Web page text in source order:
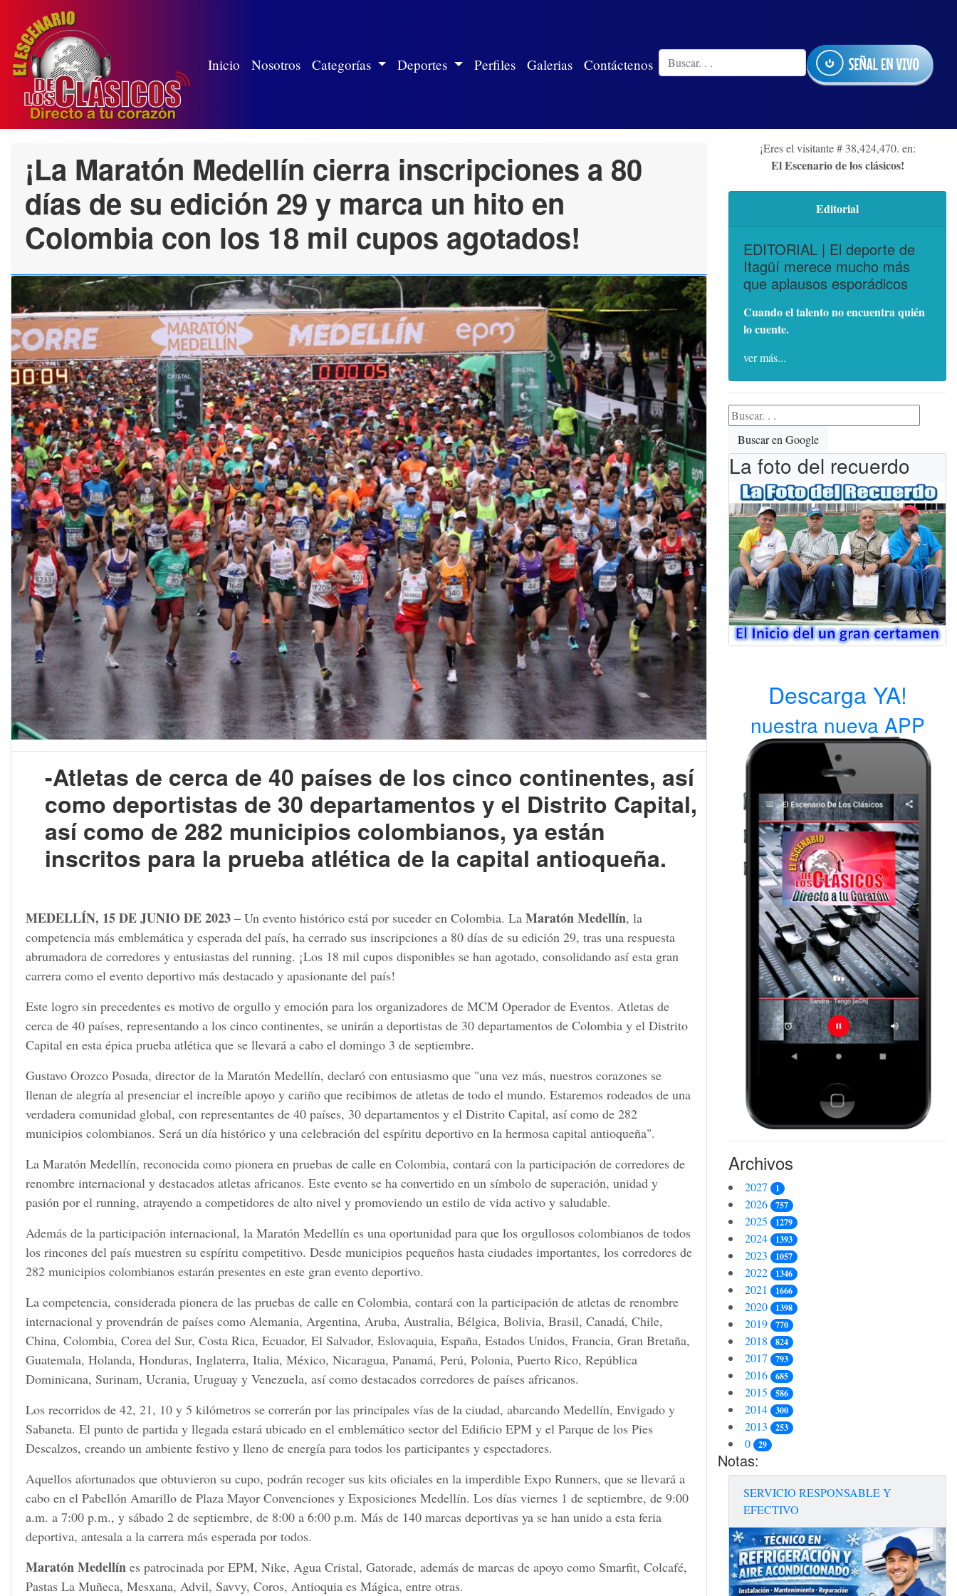
Inicio Nosotros(white)
Categorías Deportes Perfiles Galerias Contáctenos
¡La Maratón Medellín cierra inscripciones a 80
días de su edición 29 y marca un hito en
Colombia con los 18 mil cupos agotados!
-Atletas de cerca de 40 países de los cinco continentes, así
como deportistas de 30 departamentos y el Distrito Capital,
así como de 282 municipios colombianos, ya están
inscritos para la prueba atlética de la capital antioqueña.
MEDELLÍN, 15 DE JUNIO DE 2023 – Un evento histórico está por suceder en Colombia. La Maratón Medellín, la
competencia más emblemática y esperada del país, ha cerrado sus inscripciones a 80 días de su edición 29, tras una respuesta
abrumadora de corredores y entusiastas del running. ¡Los 18 mil cupos disponibles se han agotado, consolidando así esta gran
carrera como el evento deportivo más destacado y apasionante del país!
Este logro sin precedentes es motivo de orgullo y emoción para los organizadores de MCM Operador de Eventos. Atletas de
cerca de 40 países, representando a los cinco continentes, se unirán a deportistas de 30 departamentos de Colombia y el Distrito
Capital en esta épica prueba atlética que se llevará a cabo el domingo 3 de septiembre.
Gustavo Orozco Posada, director de la Maratón Medellín, declaró con entusiasmo que "una vez más, nuestros corazones se
llenan de alegría al presenciar el increíble apoyo y cariño que recibimos de atletas de todo el mundo. Estaremos rodeados de una
verdadera comunidad global, con representantes de 40 países, 30 departamentos y el Distrito Capital, así como de 282
municipios colombianos. Será un día histórico y una celebración del espíritu deportivo en la hermosa capital antioqueña".
La Maratón Medellín, reconocida como pionera en pruebas de calle en Colombia, contará con la participación de corredores de
renombre internacional y destacados atletas africanos. Este evento se ha convertido en un símbolo de superación, unidad y
pasión por el running, atrayendo a competidores de alto nivel y promoviendo un estilo de vida activo y saludable.
Además de la participación internacional, la Maratón Medellín es una oportunidad para que los orgullosos colombianos de todos
los rincones del país muestren su espíritu competitivo. Desde municipios pequeños hasta ciudades importantes, los corredores de
282 municipios colombianos estarán presentes en este gran evento deportivo.
La competencia, considerada pionera de las pruebas de calle en Colombia, contará con la participación de atletas de renombre
internacional y provendrán de países como Alemania, Argentina, Aruba, Australia, Bélgica, Bolivia, Brasil, Canadá, Chile,
China, Colombia, Corea del Sur, Costa Rica, Ecuador, El Salvador, Eslovaquia, España, Estados Unidos, Francia, Gran Bretaña,
Guatemala, Holanda, Honduras, Inglaterra, Italia, México, Nicaragua, Panamá, Perú, Polonia, Puerto Rico, República
Dominicana, Surinam, Ucrania, Uruguay y Venezuela, así como destacados corredores de países africanos.
Los recorridos de 42, 21, 10 y 5 kilómetros se correrán por las principales vías de la ciudad, abarcando Medellín, Envigado y
Sabaneta. El punto de partida y llegada estará ubicado en el emblemático sector del Edificio EPM y el Parque de los Pies
Descalzos, creando un ambiente festivo y lleno de energía para todos los participantes y espectadores.
Aquellos afortunados que obtuvieron su cupo, podrán recoger sus kits oficiales en la imperdible Expo Runners, que se llevará a
cabo en el Pabellón Amarillo de Plaza Mayor Convenciones y Exposiciones Medellín. Los días viernes 1 de septiembre, de 9:00
a.m. a 7:00 p.m., y sábado 2 de septiembre, de 8:00 a 6:00 p.m. Más de 140 marcas deportivas ya se han unido a esta feria
deportiva, antesala a la carrera más esperada por todos.
Maratón Medellín es patrocinada por EPM, Nike, Agua Cristal, Gatorade, además de marcas de apoyo como Smarfit, Colcafé,
Pastas La Muñeca, Mesxana, Advil, Savvy, Coros, Antioquia es Mágica, entre otras.
¡Eres el visitante # 38,424,470. en:
El Escenario de los clásicos!
Editorial
EDITORIAL | El deporte de
Itagüí merece mucho más
que aplausos esporádicos
Cuando el talento no encuentra quién
lo cuente.
ver más...
Buscar en Google
La foto del recuerdo
Descarga YA!
nuestra nueva APP
Archivos
2027 1
2026 757
2025 1279
2024 1393
2023 1057
2022 1346
2021 1666
2020 1398
2019 770
2018 824
2017 793
2016 685
2015 586
2014 300
2013 253
0 29
Notas:
SERVICIO RESPONSABLE Y
EFECTIVO